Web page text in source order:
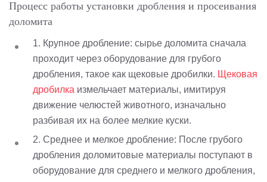
Процесс работы установки дробления и просеивания
доломита
1. Крупное дробление: сырье доломита сначала
проходит через оборудование для грубого
дробления, такое как щековые дробилки. Щековая
дробилка измельчает материалы, имитируя
движение челюстей животного, изначально
разбивая их на более мелкие куски.
2. Среднее и мелкое дробление: После грубого
дробления доломитовые материалы поступают в
оборудование для среднего и мелкого дробления,